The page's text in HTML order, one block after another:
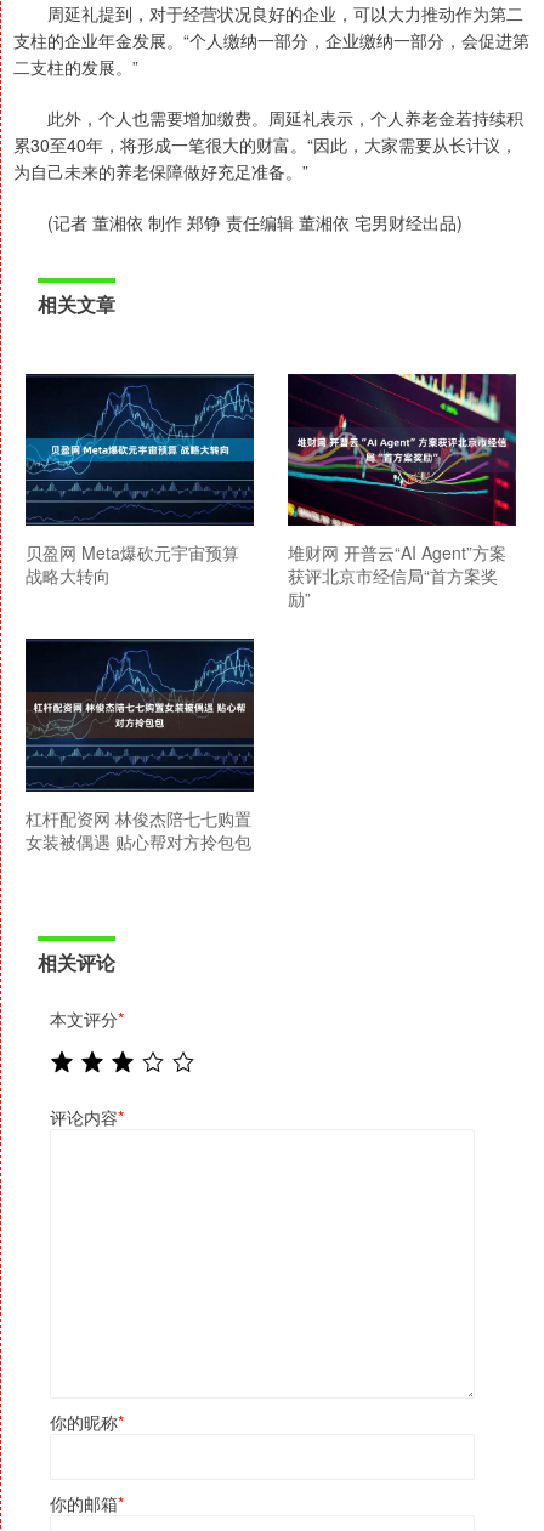
周延礼提到，对于经营状况良好的企业，可以大力推动作为第二
支柱的企业年金发展。“个人缴纳一部分，企业缴纳一部分，会促进第
二支柱的发展。”
此外，个人也需要增加缴费。周延礼表示，个人养老金若持续积
累30至40年，将形成一笔很大的财富。“因此，大家需要从长计议，
为自己未来的养老保障做好充足准备。”
(记者 董湘依 制作 郑铮 责任编辑 董湘依 宅男财经出品)
相关文章
贝盈网 Meta爆砍元宇宙预算
战略大转向
堆财网 开普云“AI Agent”方案
获评北京市经信局“首方案奖
励”
杠杆配资网 林俊杰陪七七购置
女装被偶遇 贴心帮对方拎包包
相关评论
本文评分*
评论内容*
你的昵称*
你的邮箱*